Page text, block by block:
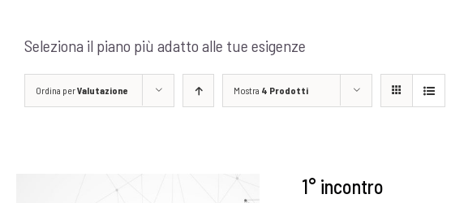
Seleziona il piano più adatto alle tue esigenze
Ordina perValutazione Mostra 4 Prodotti
1° incontro